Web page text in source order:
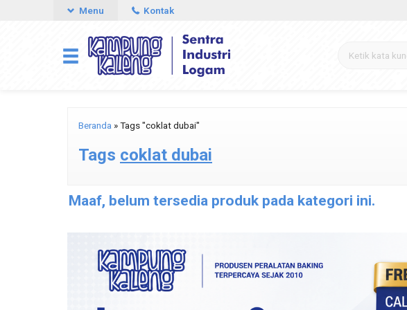
Menu Kontak
Beranda »Tags "coklat dubai"
Tags coklat dubai
Maaf, belum tersedia produk pada kategori ini.